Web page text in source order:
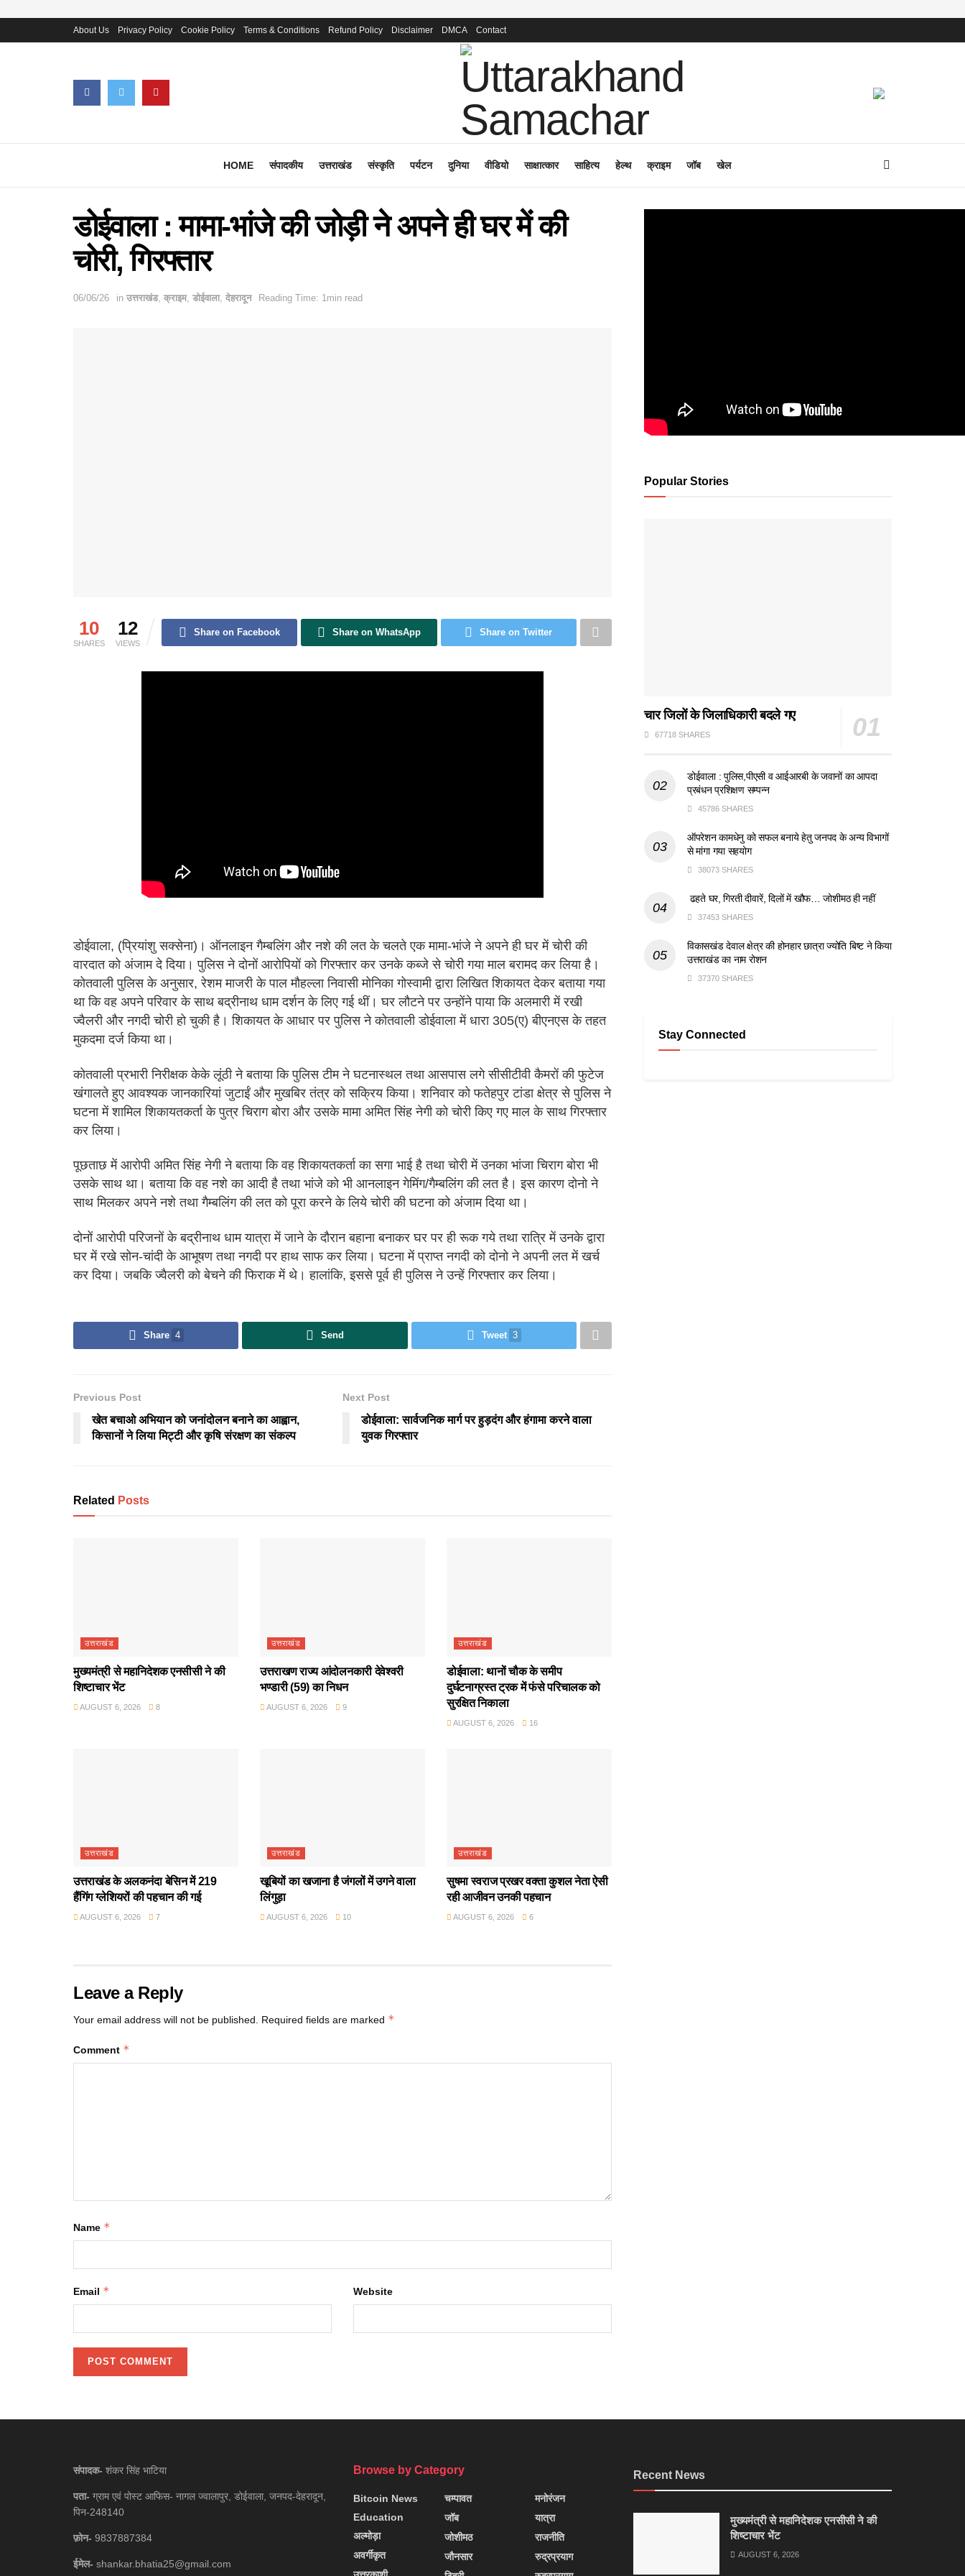
About Us Privacy Policy Cookie Policy Terms & Conditions Refund Policy Disclaimer DMCA Contact
HOME संपादकीय उत्तराखंड संस्कृति पर्यटन दुनिया वीडियो साक्षात्कार साहित्य हेल्थ क्राइम जॉब खेल
डोईवाला : मामा-भांजे की जोड़ी ने अपने ही घर में की
चोरी, गिरफ्तार
06/06/26 in उत्तराखंड, क्राइम, डोईवाला, देहरादून Reading Time: 1min read
10
SHARES
12
VIEWS
Share on Facebook Share on WhatsApp Share on Twitter
डोईवाला, (प्रियांशु सक्सेना)। ऑनलाइन गैम्बलिंग और नशे की लत के चलते एक मामा-भांजे ने अपने ही घर में चोरी की
वारदात को अंजाम दे दिया। पुलिस ने दोनों आरोपियों को गिरफ्तार कर उनके कब्जे से चोरी गया माल बरामद कर लिया है।
कोतवाली पुलिस के अनुसार, रेशम माजरी के पाल मौहल्ला निवासी मोनिका गोस्वामी द्वारा लिखित शिकायत देकर बताया गया
था कि वह अपने परिवार के साथ बद्रीनाथ धाम दर्शन के लिए गई थीं। घर लौटने पर उन्होंने पाया कि अलमारी में रखी
ज्वैलरी और नगदी चोरी हो चुकी है। शिकायत के आधार पर पुलिस ने कोतवाली डोईवाला में धारा 305(ए) बीएनएस के तहत
मुकदमा दर्ज किया था।
कोतवाली प्रभारी निरीक्षक केके लूंठी ने बताया कि पुलिस टीम ने घटनास्थल तथा आसपास लगे सीसीटीवी कैमरों की फुटेज
खंगालते हुए आवश्यक जानकारियां जुटाईं और मुखबिर तंत्र को सक्रिय किया। शनिवार को फतेहपुर टांडा क्षेत्र से पुलिस ने
घटना में शामिल शिकायतकर्ता के पुत्र चिराग बोरा और उसके मामा अमित सिंह नेगी को चोरी किए गए माल के साथ गिरफ्तार
कर लिया।
पूछताछ में आरोपी अमित सिंह नेगी ने बताया कि वह शिकायतकर्ता का सगा भाई है तथा चोरी में उनका भांजा चिराग बोरा भी
उसके साथ था। बताया कि वह नशे का आदी है तथा भांजे को भी आनलाइन गेमिंग/गैम्बलिंग की लत है। इस कारण दोनो ने
साथ मिलकर अपने नशे तथा गैम्बलिंग की लत को पूरा करने के लिये चोरी की घटना को अंजाम दिया था।
दोनों आरोपी परिजनों के बद्रीनाथ धाम यात्रा में जाने के दौरान बहाना बनाकर घर पर ही रूक गये तथा रात्रि में उनके द्वारा
घर में रखे सोन-चांदी के आभूषण तथा नगदी पर हाथ साफ कर लिया। घटना में प्राप्त नगदी को दोनो ने अपनी लत में खर्च
कर दिया। जबकि ज्वैलरी को बेचने की फिराक में थे। हालांकि, इससे पूर्व ही पुलिस ने उन्हें गिरफ्तार कर लिया।
Share 4 Send Tweet 3
Previous Post
खेत बचाओ अभियान को जनांदोलन बनाने का आह्वान,
किसानों ने लिया मिट्टी और कृषि संरक्षण का संकल्प
Next Post
डोईवाला: सार्वजनिक मार्ग पर हुड़दंग और हंगामा करने वाला
युवक गिरफ्तार
Related Posts
उत्तराखंड
मुख्यमंत्री से महानिदेशक एनसीसी ने की
शिष्टाचार भेंट
AUGUST 6, 2026 8
उत्तराखंड
उत्तराखण राज्य आंदोलनकारी देवेश्वरी
भण्डारी (59) का निधन
AUGUST 6, 2026 9
उत्तराखंड
डोईवाला: थानों चौक के समीप
दुर्घटनाग्रस्त ट्रक में फंसे परिचालक को
सुरक्षित निकाला
AUGUST 6, 2026 16
उत्तराखंड
उत्तराखंड के अलकनंदा बेसिन में 219
हैंगिंग ग्लेशियरों की पहचान की गई
AUGUST 6, 2026 7
उत्तराखंड
खूबियों का खजाना है जंगलों में उगने वाला
लिंगुड़ा
AUGUST 6, 2026 10
उत्तराखंड
सुषमा स्वराज प्रखर वक्ता कुशल नेता ऐसी
रही आजीवन उनकी पहचान
AUGUST 6, 2026 6
Leave a Reply
Your email address will not be published. Required fields are marked *
Comment *
Name *
Email * Website
Popular Stories
चार जिलों के जिलाधिकारी बदले गए
67718 SHARES
डोईवाला : पुलिस,पीएसी व आईआरबी के जवानों का आपदा
प्रबंधन प्रशिक्षण सम्पन्न
45786 SHARES
ऑपरेशन कामधेनु को सफल बनाये हेतु जनपद के अन्य विभागों
से मांगा गया सहयोग
38073 SHARES
ढहते घर, गिरती दीवारें, दिलों में खौफ… जोशीमठ ही नहीं
37453 SHARES
विकासखंड देवाल क्षेत्र की होनहार छात्रा ज्योति बिष्ट ने किया
उत्तराखंड का नाम रोशन
37370 SHARES
Stay Connected
संपादक- शंकर सिंह भाटिया
पता- ग्राम एवं पोस्ट आफिस- नागल ज्वालापुर, डोईवाला, जनपद-देहरादून,
पिन-248140
फ़ोन- 9837887384
ईमेल- shankar.bhatia25@gmail.com
Browse by Category
Bitcoin News
Education
अल्मोड़ा
अवर्गीकृत
चम्पावत
जॉब
जोशीमठ
जौनसार
मनोरंजन
यात्रा
राजनीति
रुद्रप्रयाग
Recent News
मुख्यमंत्री से महानिदेशक एनसीसी ने की
शिष्टाचार भेंट
AUGUST 6, 2026